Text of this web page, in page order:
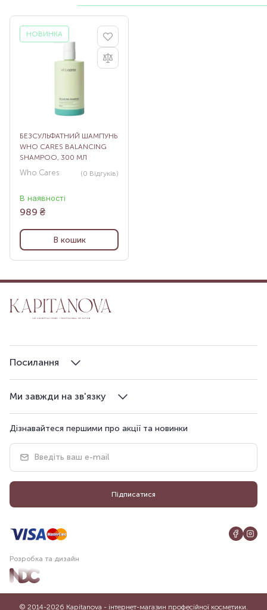
НОВИНКА
БЕЗСУЛЬФАТНИЙ ШАМПУНЬ
WHO CARES BALANCING
SHAMPOO, 300 МЛ
Who Cares (0 Відгуків)
В наявності
989 ₴
В кошик
Ми завжди на зв'язку
Посилання
Дізнавайтеся першими про акції та новинки
Підписатися
Розробка та дизайн
© 2014-2026 Kapitanova - інтернет-магазин професійної косметики.